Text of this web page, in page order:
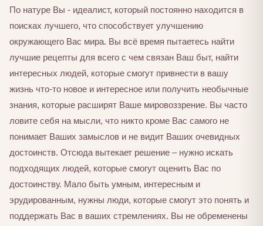
По натуре Вы - идеалист, который постоянно находится в
поисках лучшего, что способствует улучшению
окружающего Вас мира. Вы всё время пытаетесь найти
лучшие рецепты для всего с чем связан Ваш быт, найти
интересных людей, которые смогут привнести в вашу
жизнь что-то новое и интересное или получить необычные
знания, которые расширят Ваше мировоззрение. Вы часто
ловите себя на мысли, что никто кроме Вас самого не
понимает Ваших замыслов и не видит Ваших очевидных
достоинств. Отсюда вытекает решение – нужно искать
подходящих людей, которые смогут оценить Вас по
достоинству. Мало быть умным, интересным и
эрудированным, нужны люди, которые смогут это понять и
поддержать Вас в ваших стремлениях. Вы не обременены